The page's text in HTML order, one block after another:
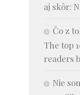
aj skôr:
Čo z
The top
readers
Nie